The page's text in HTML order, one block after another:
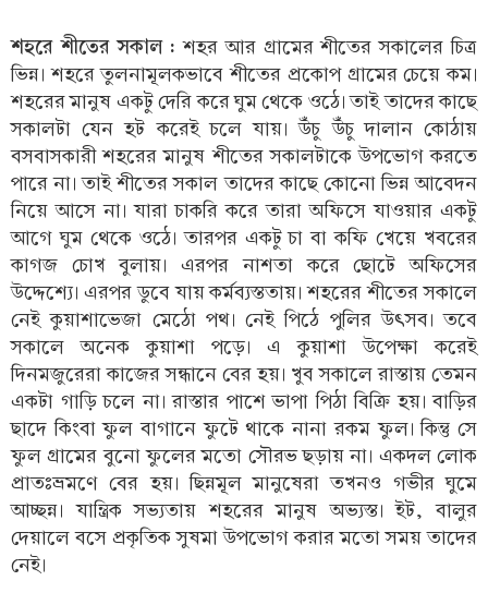
শহরে শীতের সকাল : শহর আর গ্রামের শীতের সকালের চিত্র
ভিন্ন। শহরে তুলনামূলকভাবে শীতের প্রকোপ গ্রামের চেয়ে কম।
শহরের মানুষ একটু দেরি করে ঘুম থেকে ওঠে। তাই তাদের কাছে
সকালটা যেন হট করেই চলে যায়। উঁচু উঁচু দালান কোঠায়
বসবাসকারী শহরের মানুষ শীতের সকালটাকে উপভোগ করতে
পারে না। তাই শীতের সকাল তাদের কাছে কোনো ভিন্ন আবেদন
নিয়ে আসে না। যারা চাকরি করে তারা অফিসে যাওয়ার একটু
আগে ঘুম থেকে ওঠে। তারপর একটু চা বা কফি খেয়ে খবরের
কাগজ চোখ বুলায়। এরপর নাশতা করে ছোটে অফিসের
উদ্দেশ্যে। এরপর ডুবে যায় কর্মব্যস্ততায়। শহরের শীতের সকালে
নেই কুয়াশাভেজা মেঠো পথ। নেই পিঠে পুলির উৎসব। তবে
সকালে অনেক কুয়াশা পড়ে। এ কুয়াশা উপেক্ষা করেই
দিনমজুরেরা কাজের সন্ধানে বের হয়। খুব সকালে রাস্তায় তেমন
একটা গাড়ি চলে না। রাস্তার পাশে ভাপা পিঠা বিক্রি হয়। বাড়ির
ছাদে কিংবা ফুল বাগানে ফুটে থাকে নানা রকম ফুল। কিন্তু সে
ফুল গ্রামের বুনো ফুলের মতো সৌরভ ছড়ায় না। একদল লোক
প্রাতঃভ্রমণে বের হয়। ছিন্নমূল মানুষেরা তখনও গভীর ঘুমে
আচ্ছন্ন। যান্ত্রিক সভ্যতায় শহরের মানুষ অভ্যস্ত। ইট, বালুর
দেয়ালে বসে প্রকৃতিক সুষমা উপভোগ করার মতো সময় তাদের
নেই।